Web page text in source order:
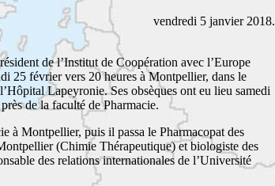
vendredi 5 janvier 2018.
de l’Institut de Coopération avec l’Europe
25 février vers 20 heures à Montpellier, dans le
Lapeyronie. Ses obsèques ont eu lieu samedi
de la faculté de Pharmacie.
à Montpellier, puis il passa le Pharmacopat des
(Chimie Thérapeutique) et biologiste des
des relations internationales de l’Université